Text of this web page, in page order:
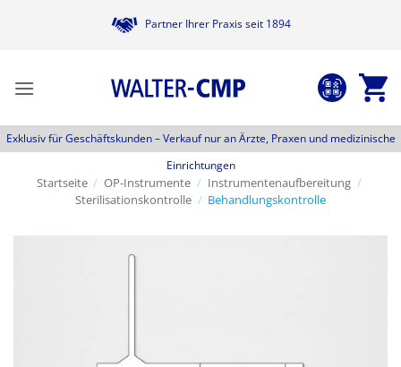
Partner Ihrer Praxis seit 1894
Exklusiv für Geschäftskunden –Verkauf nur an Ärzte, Praxen und medizinische
Einrichtungen
Startseite / OP-Instrumente / Instrumentenaufbereitung /
Sterilisationskontrolle / Behandlungskontrolle